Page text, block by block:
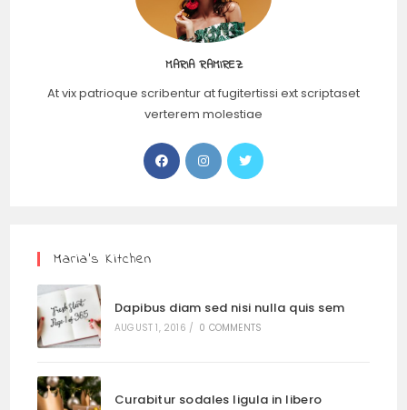
MARIA RAMIREZ
At vix patrioque scribentur at fugitertissi ext scriptaset
verterem molestiae
Maria’s Kitchen
Dapibus diam sed nisi nulla quis sem
AUGUST 1, 2016 / 0 COMMENTS
Curabitur sodales ligula in libero